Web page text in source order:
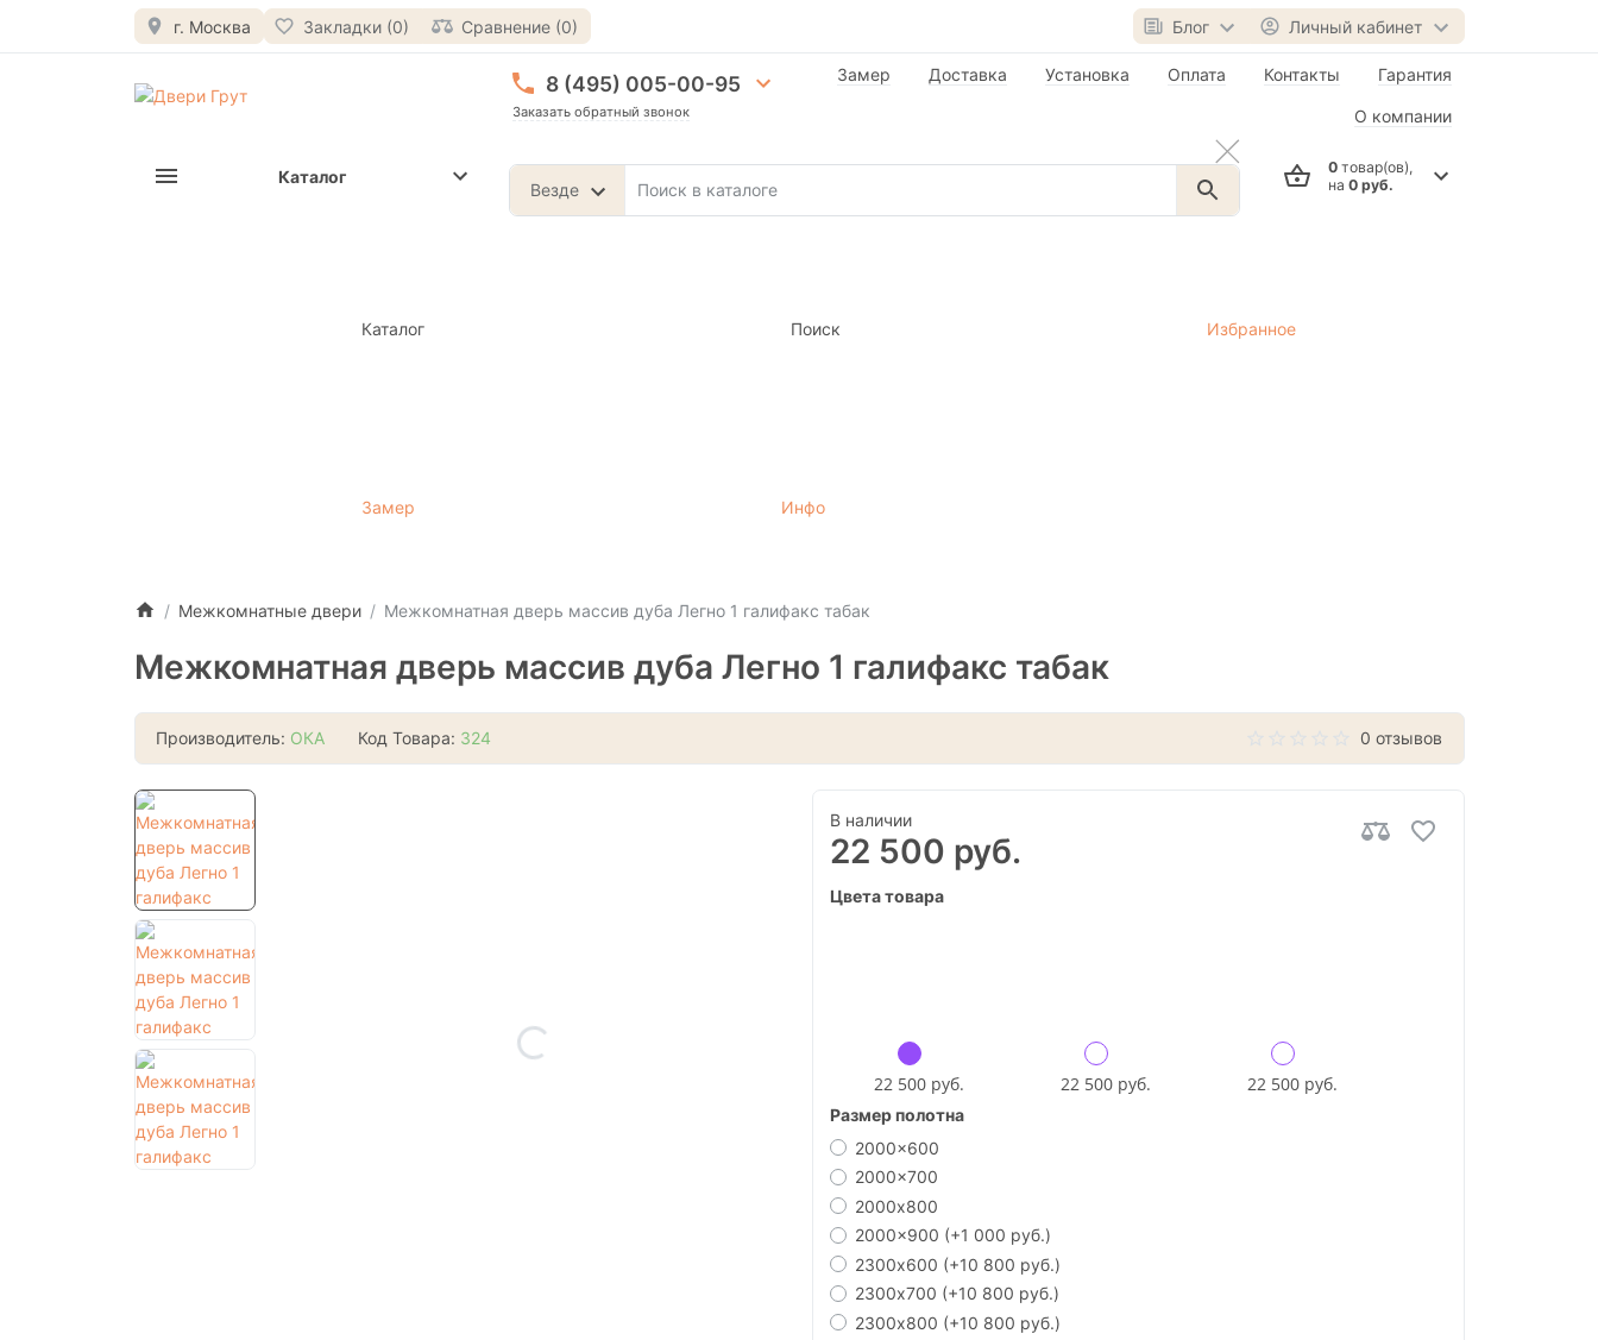
г. Москва Закладки (0) Сравнение (0) Блог Личный кабинет
8 (495) 005-00-95
Заказать обратный звонок
Везде
Замер Доставка Установка Оплата Контакты Гарантия
О компании
0товар(ов),
на 0 руб.
Каталог
Каталог Поиск Избранное
Замер Инфо
Межкомнатные двери Межкомнатная дверь массив дуба Легно 1 галифакс табак
Межкомнатная дверь массив дуба Легно 1 галифакс табак
Производитель: ОКА Код Товара: 324 0 отзывов
В наличии
22 500 руб.
Цвета товара
22 500 руб. 22 500 руб. 22 500 руб.
Размер полотна
2000x600
2000x700
2000х800
2000x900 (+1 000 руб.)
2300х600 (+10 800 руб.)
2300х700 (+10 800 руб.)
2300х800 (+10 800 руб.)